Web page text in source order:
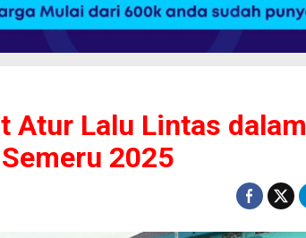
Atur Lalu Lintas dalam
2025